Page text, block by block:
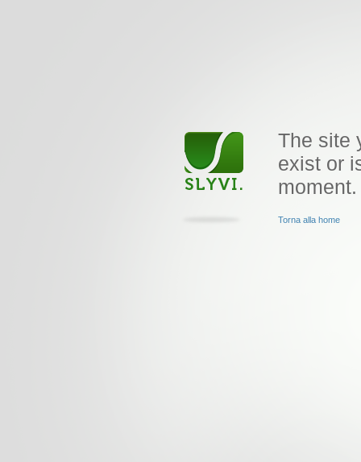
The site
exist or
moment.
Torna alla home